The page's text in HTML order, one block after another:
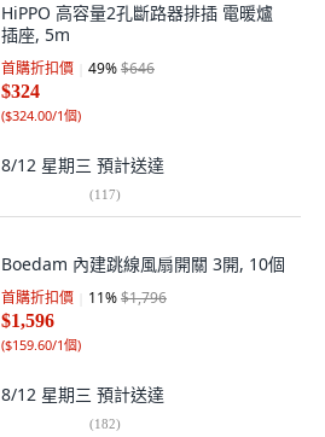
HiPPO 高容量2孔斷路器排插 電暖爐
插座, 5m
首購折扣價 49%$646
$324
($324.00/1個)
8/12 星期三 預計送達
(117)
Boedam 內建跳線風扇開關 3開, 10個
首購折扣價 11%$1,796
$1,596
($159.60/1個)
8/12 星期三 預計送達
(182)